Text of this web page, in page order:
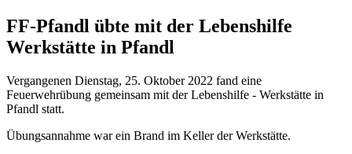
FF-Pfandl übte mit der Lebenshilfe
Werkstätte in Pfandl
Vergangenen Dienstag, 25. Oktober 2022 fand eine
Feuerwehrübung gemeinsam mit der Lebenshilfe - Werkstätte in
Pfandl statt.
Übungsannahme war ein Brand im Keller der Werkstätte.